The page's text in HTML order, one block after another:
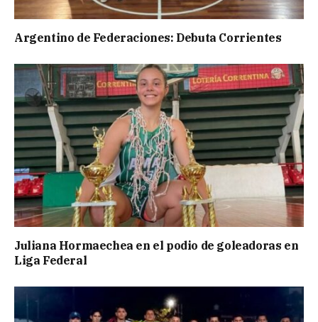
Argentino de Federaciones: Debuta Corrientes
Juliana Hormaechea en el podio de goleadoras en
Liga Federal